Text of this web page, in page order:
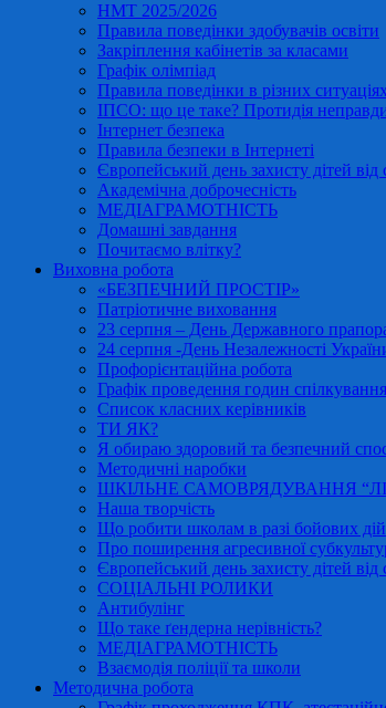
НМТ 2025/2026
Правила поведінки здобувачів освіти
Закріплення кабінетів за класами
Графік олімпіад
Правила поведінки в різних ситуаціях
ІПСО: що це таке? Протидія
Інтернет безпека
Правила безпеки в Інтернеті
Європейський день захисту дітей від
Академічна доброчесність
МЕДІАГРАМОТНІСТЬ
Домашні завдання
Почитаємо влітку?
Виховна робота
«БЕЗПЕЧНИЙ ПРОСТІР»
Патріотичне виховання
23 серпня – День Державного
24 серпня -День Незалежності
Профорієнтаційна робота
Графік проведення годин
Список класних керівників
ТИ ЯК?
Я обираю здоровий та безпечний
Методичні наробки
ШКІЛЬНЕ САМОВРЯДУВАННЯ
Наша творчість
Що робити школам в разі бойових дій
Про поширення агресивної
Європейський день захисту дітей від
СОЦІАЛЬНІ РОЛИКИ
Антибулінг
Що таке ґендерна нерівність?
МЕДІАГРАМОТНІСТЬ
Взаємодія поліції та школи
Методична робота